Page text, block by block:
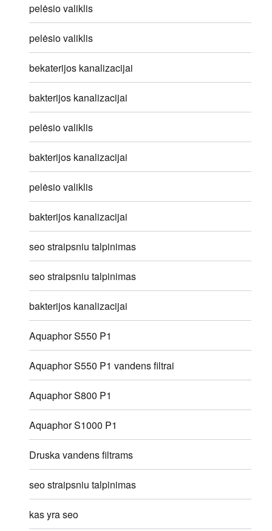
pelėsio valiklis
pelėsio valiklis
bekaterijos kanalizacijai
bakterijos kanalizacijai
pelėsio valiklis
bakterijos kanalizacijai
pelėsio valiklis
bakterijos kanalizacijai
seo straipsniu talpinimas
seo straipsniu talpinimas
bakterijos kanalizacijai
Aquaphor S550 P1
Aquaphor S550 P1 vandens filtrai
Aquaphor S800 P1
Aquaphor S1000 P1
Druska vandens filtrams
seo straipsniu talpinimas
kas yra seo